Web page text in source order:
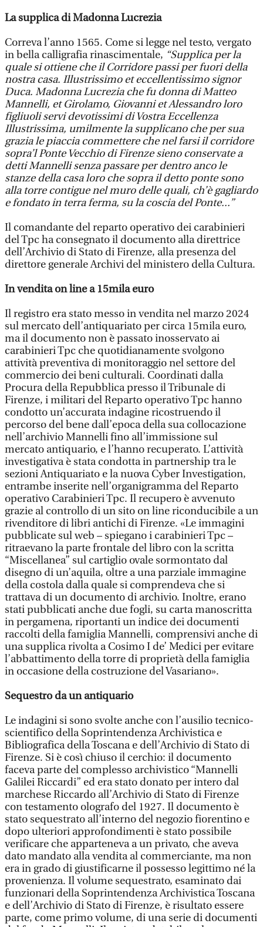
La supplica di Madonna Lucrezia
Correva l’anno 1565. Come si legge nel testo, vergato
in bella calligrafia rinascimentale, “Supplica per la
quale si ottiene che il Corridore passi per fuori della
nostra casa. Illustrissimo et eccellentissimo signor
Duca. Madonna Lucrezia che fu donna di Matteo
Mannelli, et Girolamo, Giovanni et Alessandro loro
figliuoli servi devotissimi di Vostra Eccellenza
Illustrissima, umilmente la supplicano che per sua
grazia le piaccia commettere che nel farsi il corridore
sopra’l Ponte Vecchio di Firenze sieno conservate a
detti Mannelli senza passare per dentro anco le
stanze della casa loro che sopra il detto ponte sono
alla torre contigue nel muro delle quali, ch’è gagliardo
e fondato in terra ferma, su la coscia del Ponte...”
Il comandante del reparto operativo dei carabinieri
del Tpc ha consegnato il documento alla direttrice
dell’Archivio di Stato di Firenze, alla presenza del
direttore generale Archivi del ministero della Cultura.
In vendita on line a 15mila euro
Il registro era stato messo in vendita nel marzo 2024
sul mercato dell’antiquariato per circa 15mila euro,
ma il documento non è passato inosservato ai
carabinieri Tpc che quotidianamente svolgono
attività preventiva di monitoraggio nel settore del
commercio dei beni culturali. Coordinati dalla
Procura della Repubblica presso il Tribunale di
Firenze, i militari del Reparto operativo Tpc hanno
condotto un’accurata indagine ricostruendo il
percorso del bene dall’epoca della sua collocazione
nell’archivio Mannelli fino all’immissione sul
mercato antiquario, e l’hanno recuperato. L’attività
investigativa è stata condotta in partnership tra le
sezioni Antiquariato e la nuova Cyber Investigation,
entrambe inserite nell’organigramma del Reparto
operativo Carabinieri Tpc. Il recupero è avvenuto
grazie al controllo di un sito on line riconducibile a un
rivenditore di libri antichi di Firenze. «Le immagini
pubblicate sul web – spiegano i carabinieri Tpc –
ritraevano la parte frontale del libro con la scritta
“Miscellanea” sul cartiglio ovale sormontato dal
disegno di un’aquila, oltre a una parziale immagine
della costola dalla quale si comprendeva che si
trattava di un documento di archivio. Inoltre, erano
stati pubblicati anche due fogli, su carta manoscritta
in pergamena, riportanti un indice dei documenti
raccolti della famiglia Mannelli, comprensivi anche di
una supplica rivolta a Cosimo I de’ Medici per evitare
l’abbattimento della torre di proprietà della famiglia
in occasione della costruzione del Vasariano».
Sequestro da un antiquario
Le indagini si sono svolte anche con l’ausilio tecnico-
scientifico della Soprintendenza Archivistica e
Bibliografica della Toscana e dell’Archivio di Stato di
Firenze. Si è così chiuso il cerchio: il documento
faceva parte del complesso archivistico “Mannelli
Galilei Riccardi” ed era stato donato per intero dal
marchese Riccardo all’Archivio di Stato di Firenze
con testamento olografo del 1927. Il documento è
stato sequestrato all’interno del negozio fiorentino e
dopo ulteriori approfondimenti è stato possibile
verificare che apparteneva a un privato, che aveva
dato mandato alla vendita al commerciante, ma non
era in grado di giustificarne il possesso legittimo né la
provenienza. Il volume sequestrato, esaminato dai
funzionari della Soprintendenza Archivistica Toscana
e dell’Archivio di Stato di Firenze, è risultato essere
parte, come primo volume, di una serie di documenti